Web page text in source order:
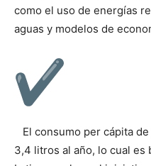
como el uso de energías
aguas y modelos de
El consumo per cápita
3,4 litros al año, lo cual es